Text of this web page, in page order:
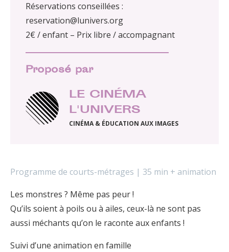
Réservations conseillées :
reservation@lunivers.org
2€ / enfant – Prix libre / accompagnant
Proposé par
LE CINÉMA
L'UNIVERS
CINÉMA & ÉDUCATION AUX IMAGES
Programme de courts-métrages | 35 min + animation
Les monstres ? Même pas peur !
Qu’ils soient à poils ou à ailes, ceux-là ne sont pas
aussi méchants qu’on le raconte aux enfants !
Suivi d’une animation en famille